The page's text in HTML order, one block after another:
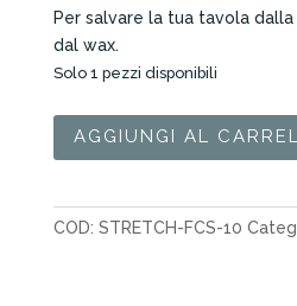
Per salvare la tua tavola
dal wax.
Solo 1 pezzi disponibili
Sacca
Surf
FCS
Packable
AGGIUNGI AL
COD: STRETCH-FCS-10